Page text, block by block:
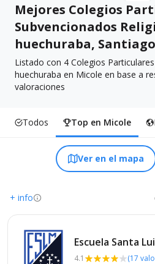
Mejores Colegios
Subvencionados
huechuraba, Santiago
Listado con 4 Colegios
huechuraba en Micole en base a
valoraciones
Todos Top en Micole
Ver en el mapa
+ info
Escuela Santa
4.1 (17